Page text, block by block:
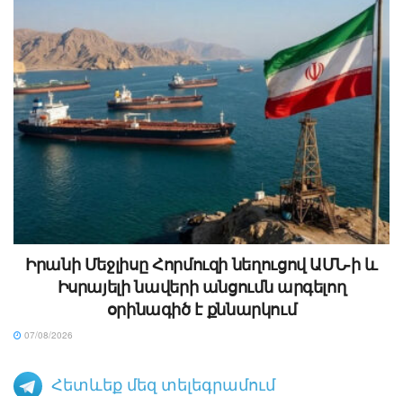
Իրանի Մեջլիսը Հորմուզի նեղուցով ԱՄՆ-ի և
Իսրայելի նավերի անցումն արգելող
օրինագիծ է քննարկում
07/08/2026
Հետևեք մեզ տելեգրամում